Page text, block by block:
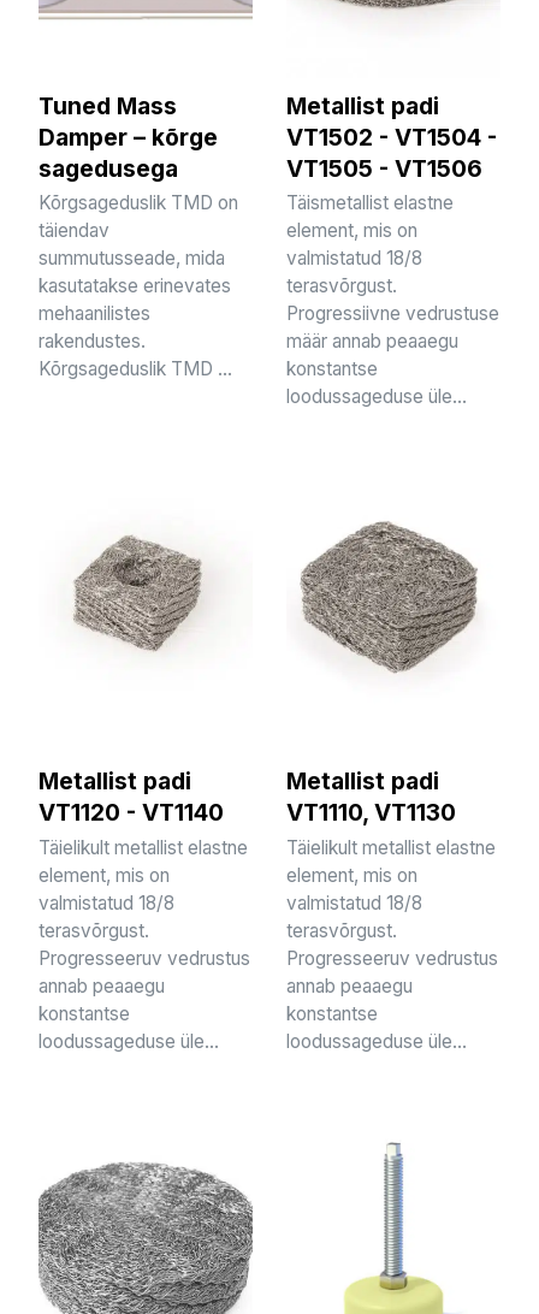
Tuned Mass
Damper – kõrge
sagedusega
Kõrgsageduslik TMD on
täiendav
summutusseade, mida
kasutatakse erinevates
mehaanilistes
rakendustes.
Kõrgsageduslik TMD ...
Metallist padi
VT1502 - VT1504 -
VT1505 - VT1506
Täismetallist elastne
element, mis on
valmistatud 18/8
terasvõrgust.
Progressiivne vedrustuse
määr annab peaaegu
konstantse
loodussageduse üle...
Metallist padi
VT1120 - VT1140
Täielikult metallist elastne
element, mis on
valmistatud 18/8
terasvõrgust.
Progresseeruv vedrustus
annab peaaegu
konstantse
loodussageduse üle...
Metallist padi
VT1110, VT1130
Täielikult metallist elastne
element, mis on
valmistatud 18/8
terasvõrgust.
Progresseeruv vedrustus
annab peaaegu
konstantse
loodussageduse üle...